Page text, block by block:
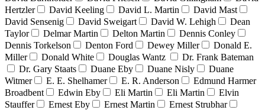
Hertzler
David Keeling David L. Martin
David Mast
David Sensenig
David Sweigart David W. Lehigh
Dean
Taylor
Delmar Martin Delton Martin
Dennis Conley
Dennis Torkelson
Denton Ford Dewey Miller
Donald E.
Miller
Donald White Douglas Wantz
Dr. Frank Bateman
Dr. Gary Staats
Duane Eby Duane Nisly
Duane
Witmer
E. E. Shelhamer E. R. Anderson
Edmund Harmer
Broadbent
Edwin Eby Eli Martin Eli Martin
Elvin
Stauffer
Ernest Eby Ernest Martin
Ernest Strubhar